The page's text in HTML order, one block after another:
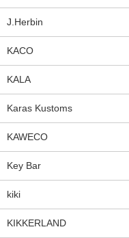
J.Herbin
KACO
KALA
Karas Kustoms
KAWECO
Key Bar
kiki
KIKKERLAND